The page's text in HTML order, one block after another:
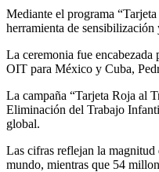
Mediante el programa
herramienta de
La ceremonia fue
OIT para México y Cuba,
La campaña “Tarjeta Roja al
Eliminación del Trabajo
global.
Las cifras reflejan la
mundo, mientras que 54